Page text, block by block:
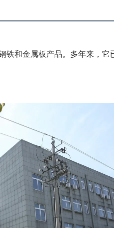
铁和金属板产品。多年来，